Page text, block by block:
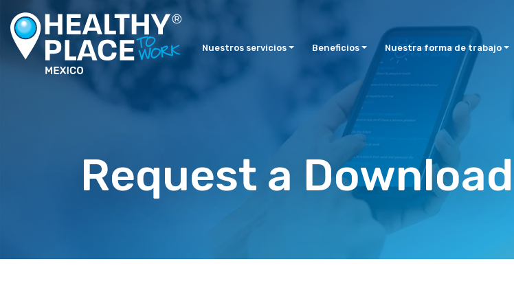
Nuestros servicios Beneficios Nuestra forma de trabajo
Request a Download